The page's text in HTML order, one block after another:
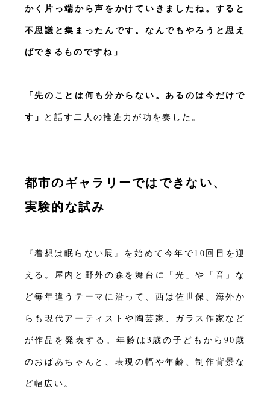
かく片っ端から声をかけていきましたね。すると
不思議と集まったんです。なんでもやろうと思え
ばできるものですね」
「先のことは何も分からない。あるのは今だけで
す」 と話す二人の推進力が功を奏した。
都市のギャラリーではできない、
実験的な試み
『着想は眠らない展』を始めて今年で10回目を迎
える。屋内と野外の森を舞台に「光」や「音」な
ど毎年違うテーマに沿って、西は佐世保、海外か
らも現代アーティストや陶芸家、ガラス作家など
が作品を発表する。年齢は3歳の子どもから90歳
のおばあちゃんと、表現の幅や年齢、制作背景な
ど幅広い。